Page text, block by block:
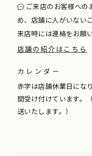
ご来店のお客様への
め、店舗に人がいない
来店時には連絡をお願
店舗の紹介はこちら
カレンダー
赤字は店舗休業日にな
間受け付けています。
送いたします。）